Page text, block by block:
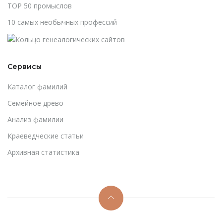
TOP 50 промыслов
10 самых необычных профессий
Сервисы
Каталог фамилий
Cемейное древо
Анализ фамилии
Краеведческие статьи
Архивная статистика